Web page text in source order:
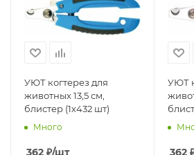
УЮТ когтерез для
животных 13,5 см,
блистер (1х432 шт)
Много
362 ₽/шт
УЮТ
362